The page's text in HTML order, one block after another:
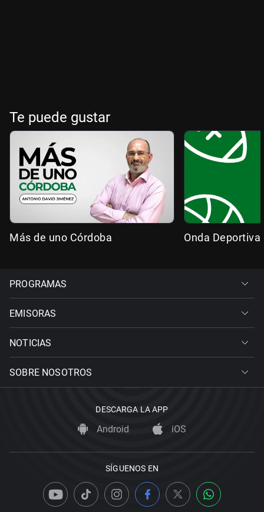
Te puede gustar
Más de uno Córdoba Onda Deportiva
PROGRAMAS
EMISORAS
NOTICIAS
SOBRE NOSOTROS
DESCARGA LA APP
Android iOS
SÍGUENOS EN